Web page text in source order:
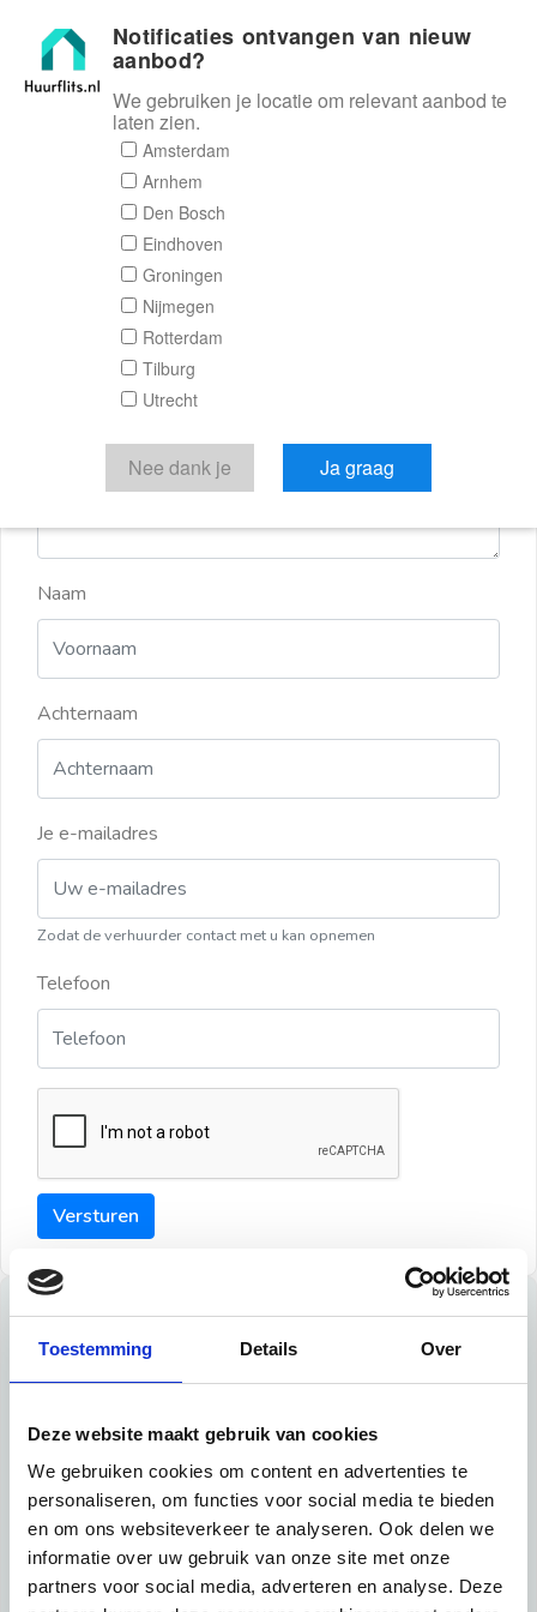
Toestemming Details Over
Deze website maakt gebruik van cookies
We gebruiken cookies om content en advertenties te
personaliseren, om functies voor social media te bieden
en om ons websiteverkeer te analyseren. Ook delen we
informatie over uw gebruik van onze site met onze
partners voor social media, adverteren en analyse. Deze
Huurflits
Reactieformulier
Huurflits
Verstuur je bericht
Door een bericht te sturen kom je in contact met de
aanbieder of makelaar van de woning.
Naam
Achternaam
Je e-mailadres
Zodat de verhuurder contact met u kan opnemen
Telefoon
Versturen
Tips
Tip 1:
Schrijf een duidelijke introductie en geef de volgende
informatie mee:
Ben je student, werkachtig of werkzoekend
Notificaties ontvangen van nieuw
aanbod?
We gebruiken je locatie om relevant aanbod te
laten zien.
Amsterdam
Arnhem
Den Bosch
Eindhoven
Groningen
Nijmegen
Rotterdam
Tilburg
Utrecht
Nee dank je Ja graag